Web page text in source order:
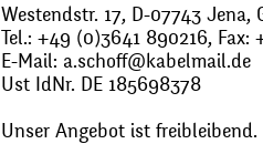
Westendstr. 17, D-07743 Jena,
Tel.: +49 (0)3641 890216,
E-Mail: a.schoff@kabelmail.de
Ust IdNr. DE 185698378
Unser Angebot ist